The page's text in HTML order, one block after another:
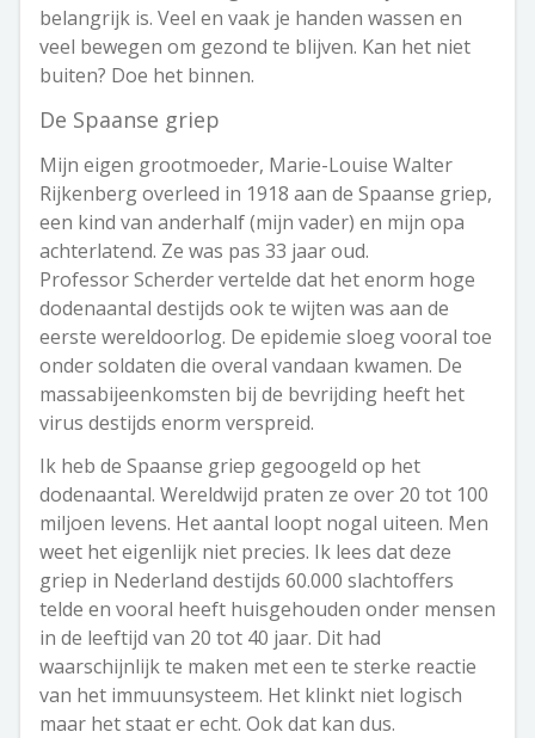
belangrijk is. Veel en vaak je handen wassen en
veel bewegen om gezond te blijven. Kan het niet
buiten? Doe het binnen.
De Spaanse griep
Mijn eigen grootmoeder, Marie-Louise Walter
Rijkenberg overleed in 1918 aan de Spaanse griep,
een kind van anderhalf (mijn vader) en mijn opa
achterlatend. Ze was pas 33 jaar oud.
Professor Scherder vertelde dat het enorm hoge
dodenaantal destijds ook te wijten was aan de
eerste wereldoorlog. De epidemie sloeg vooral toe
onder soldaten die overal vandaan kwamen. De
massabijeenkomsten bij de bevrijding heeft het
virus destijds enorm verspreid.
Ik heb de Spaanse griep gegoogeld op het
dodenaantal. Wereldwijd praten ze over 20 tot 100
miljoen levens. Het aantal loopt nogal uiteen. Men
weet het eigenlijk niet precies. Ik lees dat deze
griep in Nederland destijds 60.000 slachtoffers
telde en vooral heeft huisgehouden onder mensen
in de leeftijd van 20 tot 40 jaar. Dit had
waarschijnlijk te maken met een te sterke reactie
van het immuunsysteem. Het klinkt niet logisch
maar het staat er echt. Ook dat kan dus.